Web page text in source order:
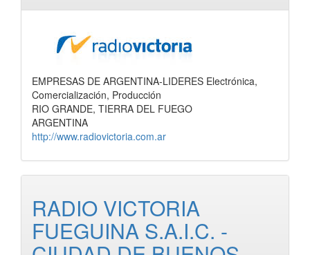
EMPRESAS DE ARGENTINA-LIDERES Electrónica,
Comercialización, Producción
RIO GRANDE, TIERRA DEL FUEGO
ARGENTINA
http://www.radiovictoria.com.ar
RADIO VICTORIA
FUEGUINA S.A.I.C. -